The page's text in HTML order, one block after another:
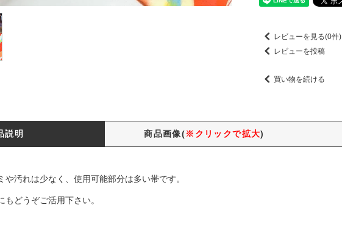
レビューを見る(0件)
レビューを投稿
買い物を続ける
説明 商品画像(※クリックで拡大)
や汚れは少なく、使用可能部分は多い帯です。
どうぞご活用下さい。